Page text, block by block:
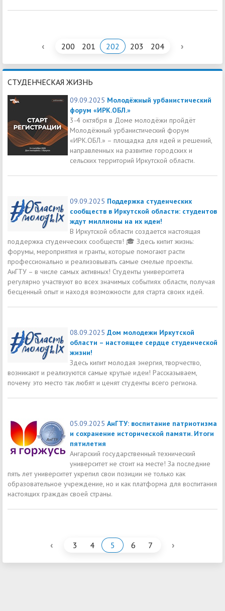
‹ 200 201 202 203 204 ›
СТУДЕНЧЕСКАЯ ЖИЗНЬ
09.09.2025 Молодёжный урбанистический
форум «ИРК.ОБЛ.»
3-4 октября в Доме молодёжи пройдёт
Молодёжный урбанистический форум
«ИРК.ОБЛ.» – площадка для идей и решений,
направленных на развитие городских и
сельских территорий Иркутской области.
09.09.2025 Поддержка студенческих
сообществ в Иркутской области: студентов
ждут миллионы на их идеи!
В Иркутской области создается настоящая
поддержка студенческих сообществ! 🎓 Здесь кипит жизнь:
форумы, мероприятия и гранты, которые помогают расти
профессионально и реализовывать самые смелые проекты.
АнГТУ – в числе самых активных! Студенты университета
регулярно участвуют во всех значимых событиях области, получая
бесценный опыт и находя возможности для старта своих идей.
08.09.2025 Дом молодежи Иркутской
области – настоящее сердце студенческой
жизни!
Здесь кипит молодая энергия, творчество,
возникают и реализуются самые крутые идеи! Рассказываем,
почему это место так любят и ценят студенты всего региона.
05.09.2025 АнГТУ: воспитание патриотизма
и сохранение исторической памяти. Итоги
пятилетия
Ангарский государственный технический
университет не стоит на месте! За последние
пять лет университет укрепил свои позиции не только как
образовательное учреждение, но и как платформа для воспитания
настоящих граждан своей страны.
‹ 3 4 5 6 7 ›